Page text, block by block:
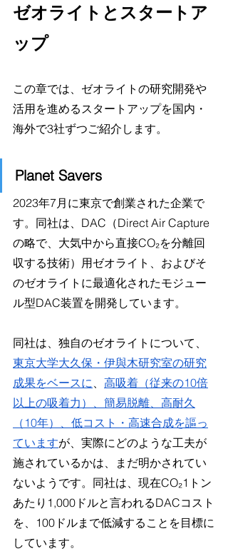
ゼオライトとスタートア
ップ
この章では、ゼオライトの研究開発や
活用を進めるスタートアップを国内・
海外で3社ずつご紹介します。
Planet Savers
2023年7月に東京で創業された企業で
す。同社は、DAC（Direct Air Capture
の略で、大気中から直接CO₂を分離回
収する技術）用ゼオライト、およびそ
のゼオライトに最適化されたモジュー
ル型DAC装置を開発しています。
同社は、独自のゼオライトについて、
東京大学大久保・伊與木研究室の研究
成果をベースに、 高吸着（従来の10倍
以上の吸着力）、簡易脱離、高耐久
（10年）、低コスト・高速合成を謳っ
ていますが、実際にどのような工夫が
施されているかは、まだ明かされてい
ないようです。同社は、現在CO₂1トン
あたり1,000ドルと言われるDACコスト
を、100ドルまで低減することを目標に
しています。